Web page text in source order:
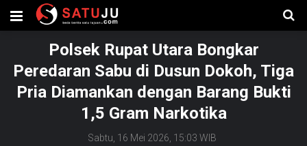
Polsek Rupat Utara Bongkar
Peredaran Sabu di Dusun Dokoh, Tiga
Pria Diamankan dengan Barang Bukti
1,5 Gram Narkotika
Sabtu, 16 Mei 2026, 15:03 WIB